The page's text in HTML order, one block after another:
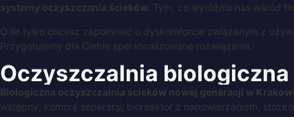
systemy oczyszczania ścieków. Tym, co wyróżnia nas wśród
O ile tylko chcesz zapomnieć o dyskomforcie związanym z
Przygotujemy dla Ciebie spersonalizowane rozwiązania.
Oczyszczalnia biologiczna
Biologiczna oczyszczalnia ścieków nowej generacji w
wstępny, komorę separacji, bioreaktor z napowierzaniem,